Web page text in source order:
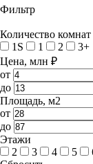
Фильтр
Количество комнат
1S
1 2
3+
Цена, млн ₽
от
до
Площадь, м2
от
до
Этажи
2
3 4 5